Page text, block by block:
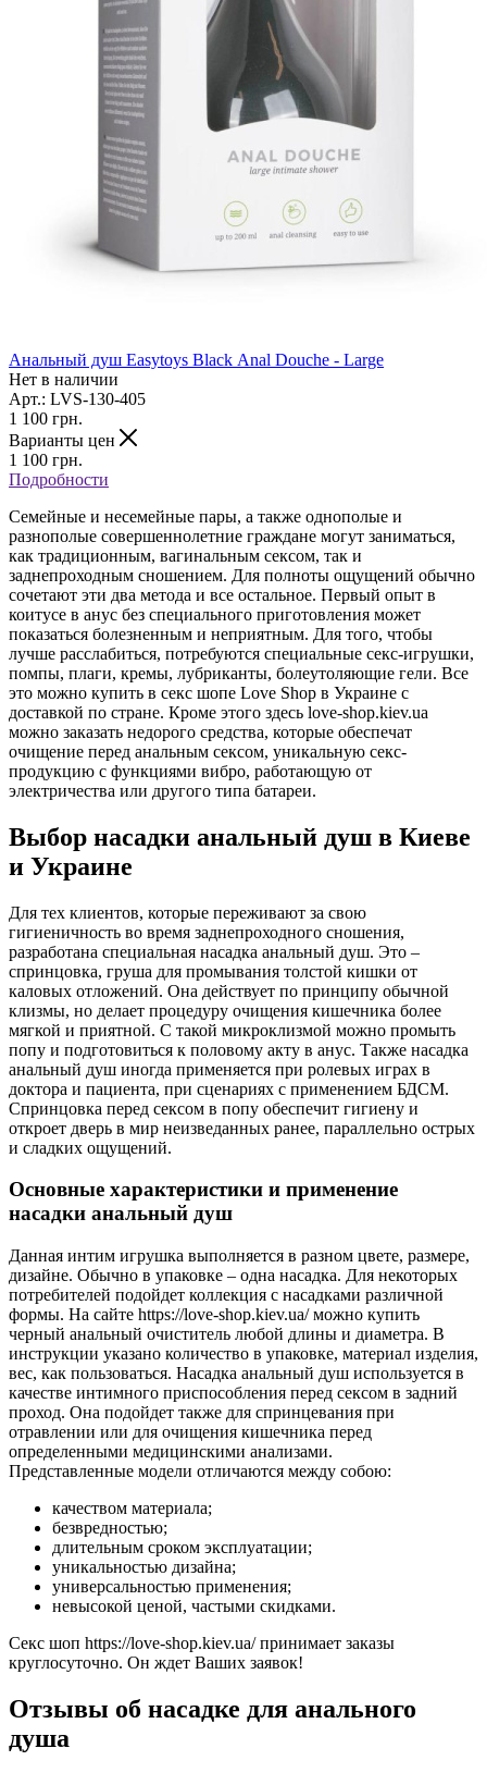
Анальный душ Easytoys Black Anal Douche - Large
Нет в наличии
Арт.: LVS-130-405
1 100 грн.
Варианты цен
1 100 грн.
Подробности
Семейные и несемейные пары, а также однополые и
разнополые совершеннолетние граждане могут заниматься,
как традиционным, вагинальным сексом, так и
заднепроходным сношением. Для полноты ощущений обычно
сочетают эти два метода и все остальное. Первый опыт в
коитусе в анус без специального приготовления может
показаться болезненным и неприятным. Для того, чтобы
лучше расслабиться, потребуются специальные секс-игрушки,
помпы, плаги, кремы, лубриканты, болеутоляющие гели. Все
это можно купить в секс шопе Love Shop в Украине с
доставкой по стране. Кроме этого здесь love-shop.kiev.ua
можно заказать недорого средства, которые обеспечат
очищение перед анальным сексом, уникальную секс-
продукцию с функциями вибро, работающую от
электричества или другого типа батареи.
Выбор насадки анальный душ в Киеве
и Украине
Для тех клиентов, которые переживают за свою
гигиеничность во время заднепроходного сношения,
разработана специальная насадка анальный душ. Это –
спринцовка, груша для промывания толстой кишки от
каловых отложений. Она действует по принципу обычной
клизмы, но делает процедуру очищения кишечника более
мягкой и приятной. С такой микроклизмой можно промыть
попу и подготовиться к половому акту в анус. Также насадка
анальный душ иногда применяется при ролевых играх в
доктора и пациента, при сценариях с применением БДСМ.
Спринцовка перед сексом в попу обеспечит гигиену и
откроет дверь в мир неизведанных ранее, параллельно острых
и сладких ощущений.
Основные характеристики и применение
насадки анальный душ
Данная интим игрушка выполняется в разном цвете, размере,
дизайне. Обычно в упаковке – одна насадка. Для некоторых
потребителей подойдет коллекция с насадками различной
формы. На сайте https://love-shop.kiev.ua/ можно купить
черный анальный очиститель любой длины и диаметра. В
инструкции указано количество в упаковке, материал изделия,
вес, как пользоваться. Насадка анальный душ используется в
качестве интимного приспособления перед сексом в задний
проход. Она подойдет также для спринцевания при
отравлении или для очищения кишечника перед
определенными медицинскими анализами.
Представленные модели отличаются между собою:
качеством материала;
безвредностью;
длительным сроком эксплуатации;
уникальностью дизайна;
универсальностью применения;
невысокой ценой, частыми скидками.
Секс шоп https://love-shop.kiev.ua/ принимает заказы
круглосуточно. Он ждет Ваших заявок!
Отзывы об насадке для анального
душа